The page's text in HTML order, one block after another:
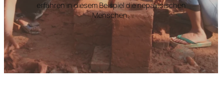
erfahren in diesem Beispiel die nepalesischen
Menschen.